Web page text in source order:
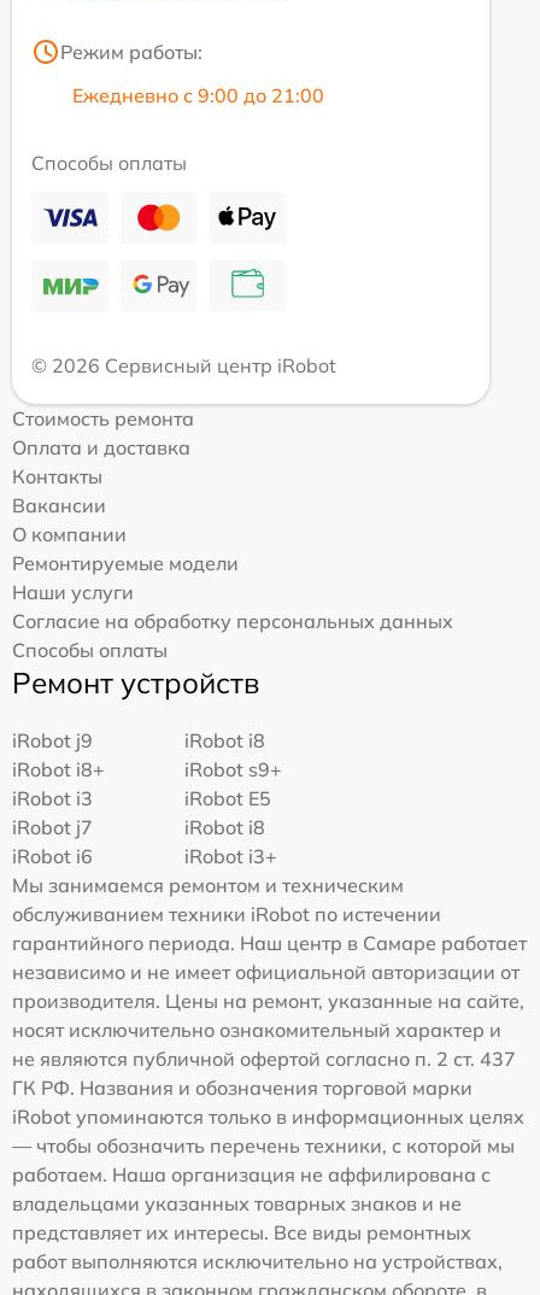
Режим работы:
Ежедневно с 9:00 до 21:00
Способы оплаты
© 2026 Сервисный центр iRobot
Стоимость ремонта
Оплата и доставка
Контакты
Вакансии
О компании
Ремонтируемые модели
Наши услуги
Согласие на обработку персональных данных
Способы оплаты
Ремонт устройств
iRobot j9
iRobot i8
iRobot i8+
iRobot s9+
iRobot i3
iRobot E5
iRobot j7
iRobot i8
iRobot i6
iRobot i3+
Мы занимаемся ремонтом и техническим
обслуживанием техники iRobot по истечении
гарантийного периода. Наш центр в Самаре работает
независимо и не имеет официальной авторизации от
производителя. Цены на ремонт, указанные на сайте,
носят исключительно ознакомительный характер и
не являются публичной офертой согласно п. 2 ст. 437
ГК РФ. Названия и обозначения торговой марки
iRobot упоминаются только в информационных целях
— чтобы обозначить перечень техники, с которой мы
работаем. Наша организация не аффилирована с
владельцами указанных товарных знаков и не
представляет их интересы. Все виды ремонтных
работ выполняются исключительно на устройствах,
находящихся в законном гражданском обороте, в